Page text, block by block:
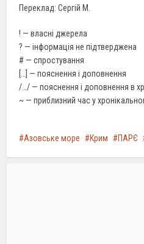
Переклад: Сергій М.
! — власні джерела
? — інформація не підтверджена
# — спростування
[…] — пояснення і доповнення
/…/ — пояснення і доповнення в
~ — приблизний час у
Азовське море Крим ПАРЄ